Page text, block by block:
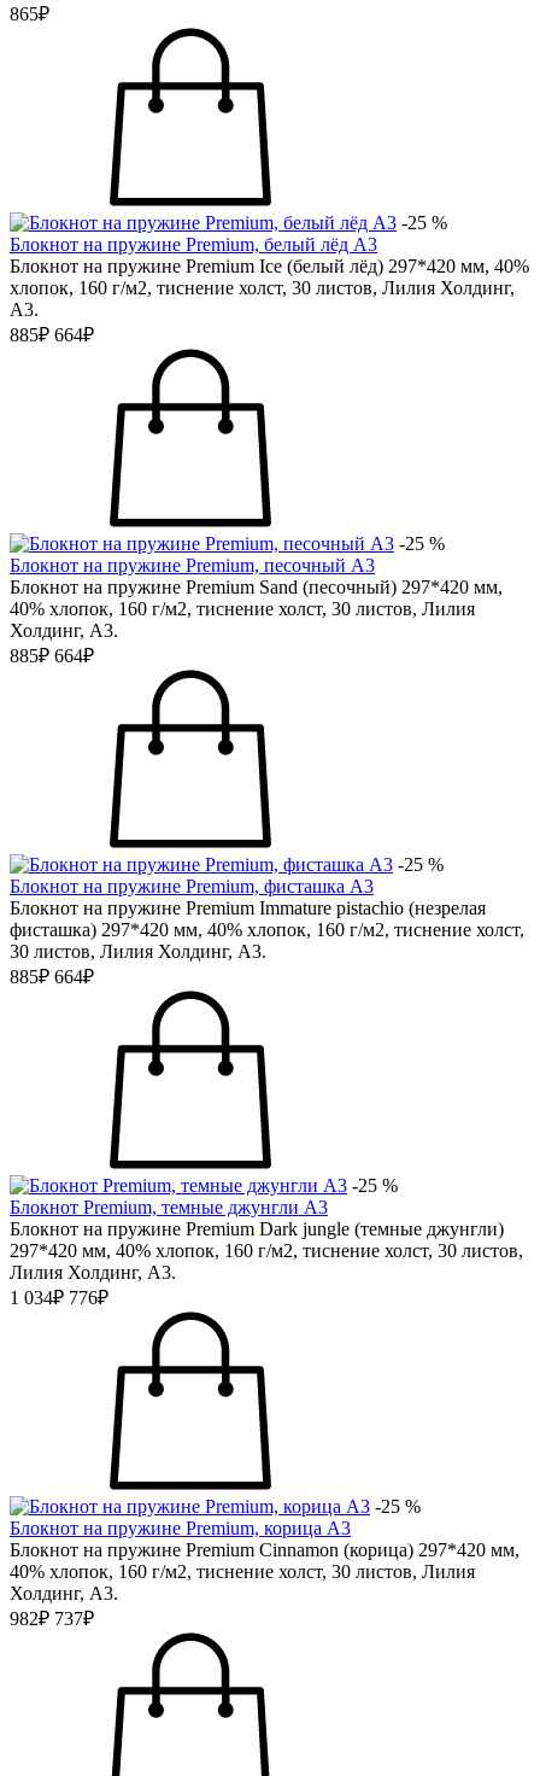
865₽
-25 %
Блокнот на пружине Premium, белый лёд А3
Блокнот на пружине Premium Ice (белый лёд) 297*420 мм, 40%
хлопок, 160 г/м2, тиснение холст, 30 листов, Лилия Холдинг,
А3.
885₽ 664₽
-25 %
Блокнот на пружине Premium, песочный А3
Блокнот на пружине Premium Sand (песочный) 297*420 мм,
40% хлопок, 160 г/м2, тиснение холст, 30 листов, Лилия
Холдинг, А3.
885₽ 664₽
-25 %
Блокнот на пружине Premium, фисташка А3
Блокнот на пружине Premium Immature pistachio (незрелая
фисташка) 297*420 мм, 40% хлопок, 160 г/м2, тиснение холст,
30 листов, Лилия Холдинг, А3.
885₽ 664₽
-25 %
Блокнот Premium, темные джунгли А3
Блокнот на пружине Premium Dark jungle (темные джунгли)
297*420 мм, 40% хлопок, 160 г/м2, тиснение холст, 30 листов,
Лилия Холдинг, А3.
1 034₽ 776₽
-25 %
Блокнот на пружине Premium, корица А3
Блокнот на пружине Premium Cinnamon (корица) 297*420 мм,
40% хлопок, 160 г/м2, тиснение холст, 30 листов, Лилия
Холдинг, А3.
982₽ 737₽